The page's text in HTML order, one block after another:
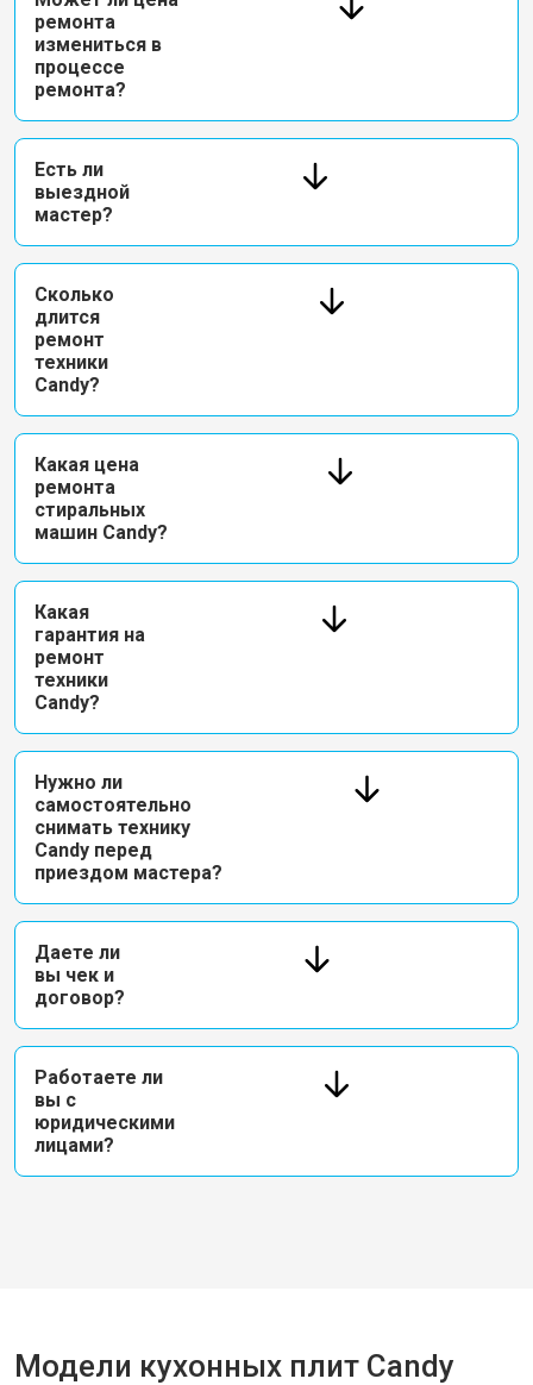
ремонта
измениться в
процессе
ремонта?
Есть ли
выездной
мастер?
Сколько
длится
ремонт
техники
Candy?
Какая цена
ремонта
стиральных
машин Candy?
Какая
гарантия на
ремонт
техники
Candy?
Нужно ли
самостоятельно
снимать технику
Candy перед
приездом мастера?
Даете ли
вы чек и
договор?
Работаете ли
вы с
юридическими
лицами?
Модели кухонных плит Candy